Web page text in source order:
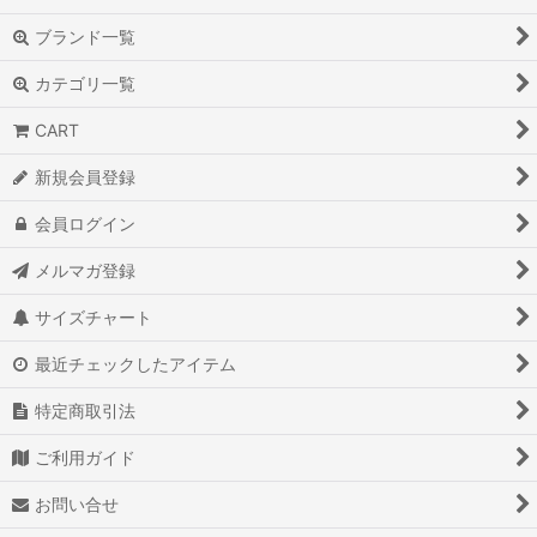
ブランド一覧
カテゴリ一覧
CART
新規会員登録
会員ログイン
メルマガ登録
サイズチャート
最近チェックしたアイテム
特定商取引法
ご利用ガイド
お問い合せ